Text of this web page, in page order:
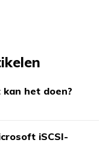
het doen?
iSCSI-